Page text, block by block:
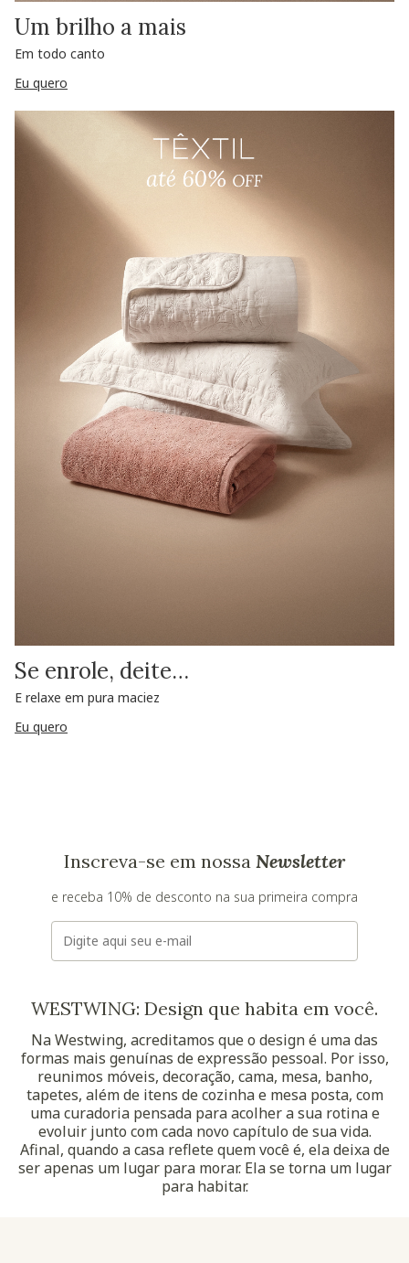
Um brilho a mais
Em todo canto
Eu quero
Se enrole, deite…
E relaxe em pura maciez
Eu quero
Inscreva-se em nossa Newsletter
e receba 10% de desconto na sua primeira compra
E-mail
WESTWING: Design que habita em você.
Na Westwing, acreditamos que o design é uma das
formas mais genuínas de expressão pessoal. Por isso,
reunimos móveis, decoração, cama, mesa, banho,
tapetes, além de itens de cozinha e mesa posta, com
uma curadoria pensada para acolher a sua rotina e
evoluir junto com cada novo capítulo de sua vida.
Afinal, quando a casa reflete quem você é, ela deixa de
ser apenas um lugar para morar. Ela se torna um lugar
para habitar.